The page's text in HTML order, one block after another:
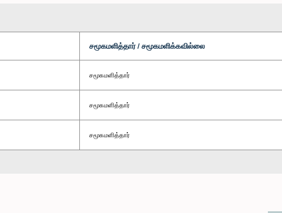
சமூகமளித்தார் / சமூகமளிக்கவில்லை
சமூகமளித்தார்
சமூகமளித்தார்
சமூகமளித்தார்